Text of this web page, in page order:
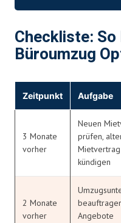
Checkliste:
Büroumzug
Zeitpunkt Aufgabe
3 Monate
vorher
Neuen
prüfen,
Mietvertrag
kündigen
2 Monate
vorher
Angebote